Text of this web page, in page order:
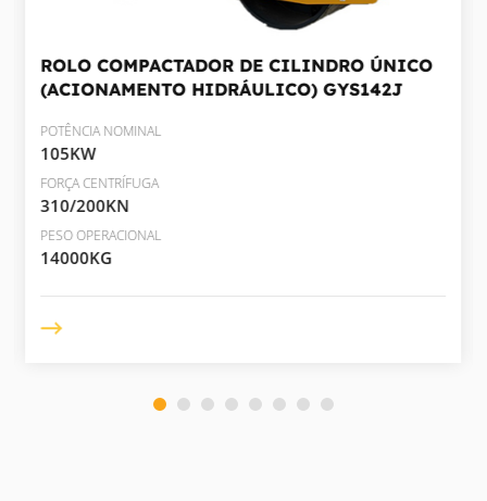
ROLO COMPACTADOR DE CILINDRO ÚNICO
(ACIONAMENTO HIDRÁULICO)GYS142J
POTÊNCIA NOMINAL
105KW
FORÇA CENTRÍFUGA
310/200KN
PESO OPERACIONAL
14000KG